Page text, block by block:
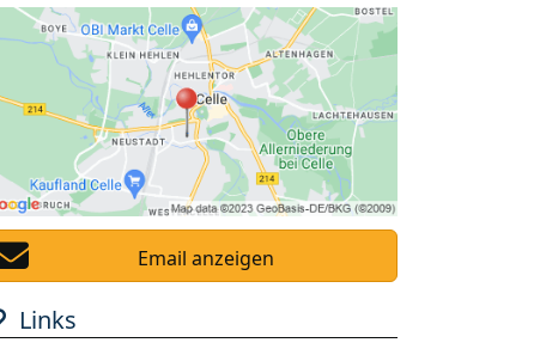
Email anzeigen
Links